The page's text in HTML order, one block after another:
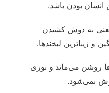
انسان بودن باشد.
به دوش کشیدن
و زیباترین لبخندها.
روشن می‌ماند و نوری
نمی‌شود.